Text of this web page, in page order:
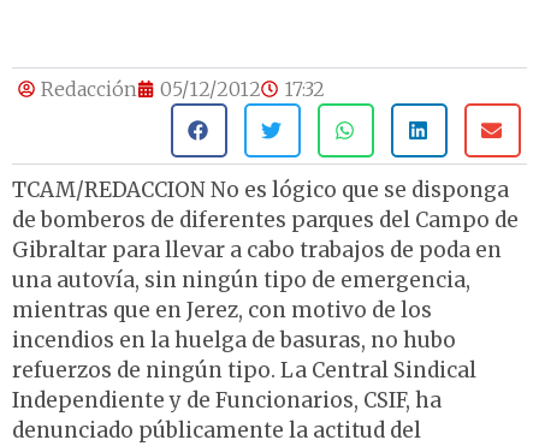
Redacción 05/12/2012 17:32
TCAM/REDACCION No es lógico que se disponga
de bomberos de diferentes parques del Campo de
Gibraltar para llevar a cabo trabajos de poda en
una autovía, sin ningún tipo de emergencia,
mientras que en Jerez, con motivo de los
incendios en la huelga de basuras, no hubo
refuerzos de ningún tipo. La Central Sindical
Independiente y de Funcionarios, CSIF, ha
denunciado públicamente la actitud del